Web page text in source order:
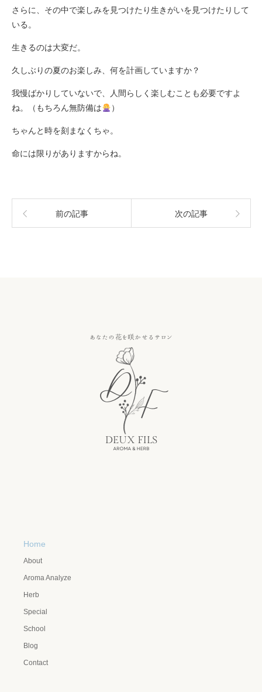
さらに、その中で楽しみを見つけたり生きがいを見つけたりして
いる。
生きるのは大変だ。
久しぶりの夏のお楽しみ、何を計画していますか？
我慢ばかりしていないで、人間らしく楽しむことも必要ですよ
ね。（もちろん無防備は
）
ちゃんと時を刻まなくちゃ。
命には限りがありますからね。
前の記事 次の記事
Home
About
Aroma Analyze
Herb
Special
School
Blog
Contact